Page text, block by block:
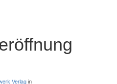
Verlag in